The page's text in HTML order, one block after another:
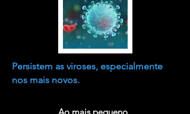
Persistem as viroses, especialmente
nos mais novos.